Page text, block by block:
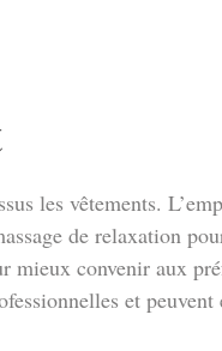
les vêtements.
de relaxation
mieux convenir aux
et peuvent